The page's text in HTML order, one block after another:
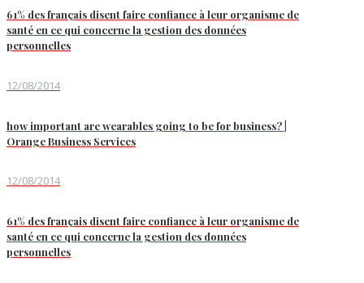
61% des français disent faire confiance à leur organisme de
santé en ce qui concerne la gestion des données
personnelles
12/08/2014
how important are wearables going to be for business? |
Orange Business Services
12/08/2014
61% des français disent faire confiance à leur organisme de
santé en ce qui concerne la gestion des données
personnelles